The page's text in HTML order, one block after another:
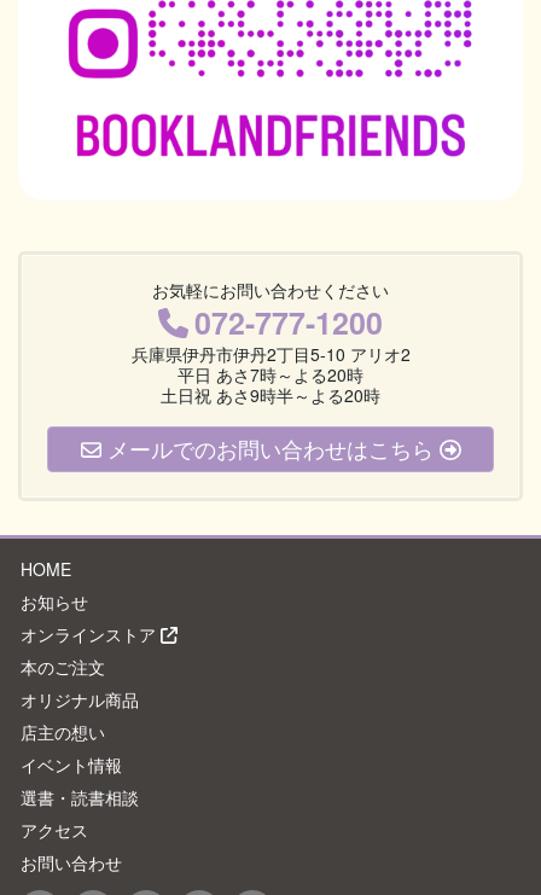
お気軽にお問い合わせください
072-777-1200
兵庫県伊丹市伊丹2丁目5-10 アリオ2
平日 あさ7時～よる20時
土日祝 あさ9時半～よる20時
メールでのお問い合わせはこちら
HOME
お知らせ
オンラインストア
本のご注文
オリジナル商品
店主の想い
イベント情報
選書・読書相談
アクセス
お問い合わせ